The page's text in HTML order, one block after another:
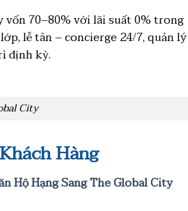
vốn 70–80% với lãi suất 0% trong
lễ tân – concierge 24/7, quản lý
định kỳ.
City
Hàng
Hộ Hạng Sang The Global City